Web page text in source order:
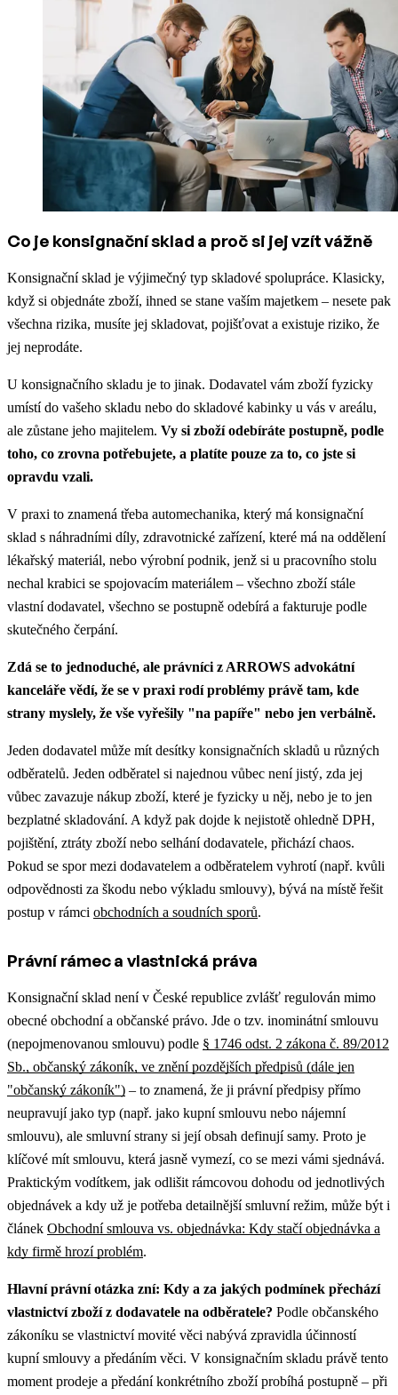
Co je konsignační sklad a proč si jej vzít vážně
Konsignační sklad je výjimečný typ skladové spolupráce. Klasicky,
když si objednáte zboží, ihned se stane vaším majetkem – nesete pak
všechna rizika, musíte jej skladovat, pojišťovat a existuje riziko, že
jej neprodáte.
U konsignačního skladu je to jinak. Dodavatel vám zboží fyzicky
umístí do vašeho skladu nebo do skladové kabinky u vás v areálu,
ale zůstane jeho majitelem. Vy si zboží odebíráte postupně, podle
toho, co zrovna potřebujete, a platíte pouze za to, co jste si
opravdu vzali.
V praxi to znamená třeba automechanika, který má konsignační
sklad s náhradními díly, zdravotnické zařízení, které má na oddělení
lékařský materiál, nebo výrobní podnik, jenž si u pracovního stolu
nechal krabici se spojovacím materiálem – všechno zboží stále
vlastní dodavatel, všechno se postupně odebírá a fakturuje podle
skutečného čerpání.
Zdá se to jednoduché, ale právníci z ARROWS advokátní
kanceláře vědí, že se v praxi rodí problémy právě tam, kde
strany myslely, že vše vyřešily "na papíře" nebo jen verbálně.
Jeden dodavatel může mít desítky konsignačních skladů u různých
odběratelů. Jeden odběratel si najednou vůbec není jistý, zda jej
vůbec zavazuje nákup zboží, které je fyzicky u něj, nebo je to jen
bezplatné skladování. A když pak dojde k nejistotě ohledně DPH,
pojištění, ztráty zboží nebo selhání dodavatele, přichází chaos.
Pokud se spor mezi dodavatelem a odběratelem vyhrotí (např. kvůli
odpovědnosti za škodu nebo výkladu smlouvy), bývá na místě řešit
postup v rámci obchodních a soudních sporů.
Právní rámec a vlastnická práva
Konsignační sklad není v České republice zvlášť regulován mimo
obecné obchodní a občanské právo. Jde o tzv. inominátní smlouvu
(nepojmenovanou smlouvu) podle § 1746 odst. 2 zákona č. 89/2012
Sb., občanský zákoník, ve znění pozdějších předpisů (dále jen
"občanský zákoník") – to znamená, že ji právní předpisy přímo
neupravují jako typ (např. jako kupní smlouvu nebo nájemní
smlouvu), ale smluvní strany si její obsah definují samy. Proto je
klíčové mít smlouvu, která jasně vymezí, co se mezi vámi sjednává.
Praktickým vodítkem, jak odlišit rámcovou dohodu od jednotlivých
objednávek a kdy už je potřeba detailnější smluvní režim, může být i
článek Obchodní smlouva vs. objednávka: Kdy stačí objednávka a
kdy firmě hrozí problém.
Hlavní právní otázka zní: Kdy a za jakých podmínek přechází
vlastnictví zboží z dodavatele na odběratele? Podle občanského
zákoníku se vlastnictví movité věci nabývá zpravidla účinností
kupní smlouvy a předáním věci. V konsignačním skladu právě tento
moment prodeje a předání konkrétního zboží probíhá postupně – při